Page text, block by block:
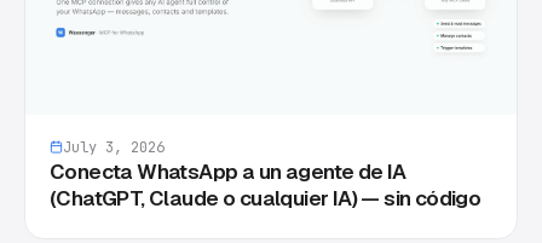
July 3, 2026
Conecta WhatsApp a un agente de IA
(ChatGPT, Claude o cualquier IA) — sin código